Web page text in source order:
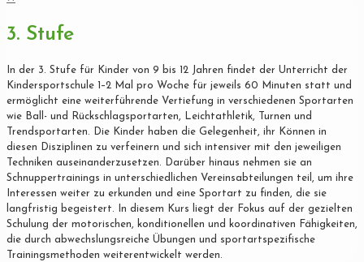
3. Stufe
In der 3. Stufe für Kinder von 9 bis 12 Jahren findet der Unterricht der
Kindersportschule 1–2 Mal pro Woche für jeweils 60 Minuten statt und
ermöglicht eine weiterführende Vertiefung in verschiedenen Sportarten
wie Ball- und Rückschlagsportarten, Leichtathletik, Turnen und
Trendsportarten. Die Kinder haben die Gelegenheit, ihr Können in
diesen Disziplinen zu verfeinern und sich intensiver mit den jeweiligen
Techniken auseinanderzusetzen. Darüber hinaus nehmen sie an
Schnuppertrainings in unterschiedlichen Vereinsabteilungen teil, um ihre
Interessen weiter zu erkunden und eine Sportart zu finden, die sie
langfristig begeistert. In diesem Kurs liegt der Fokus auf der gezielten
Schulung der motorischen, konditionellen und koordinativen Fähigkeiten,
die durch abwechslungsreiche Übungen und sportartspezifische
Trainingsmethoden weiterentwickelt werden.